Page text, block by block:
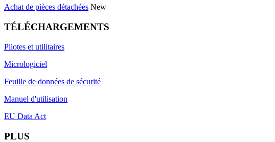
Achat de pièces détachées New
TÉLÉCHARGEMENTS
Pilotes et utilitaires
Micrologiciel
Feuille de données de sécurité
Manuel d'utilisation
EU Data Act
PLUS